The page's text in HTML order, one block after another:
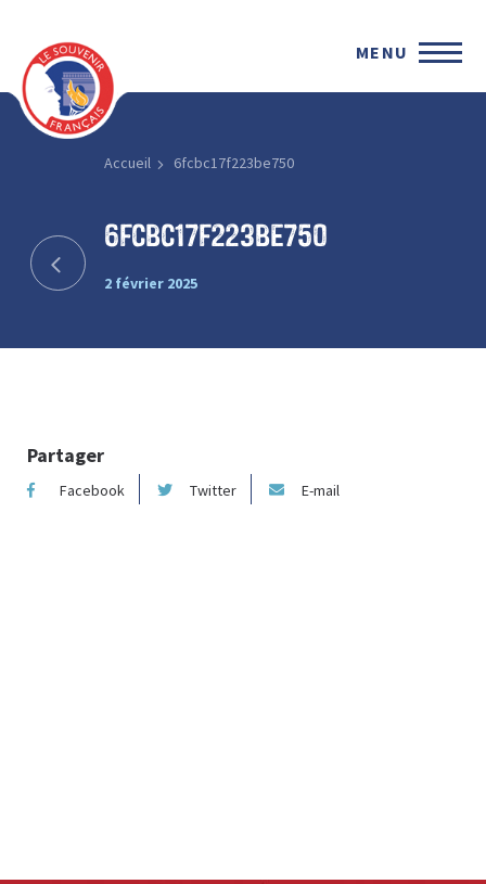
MENU
Accueil 6fcbc17f223be750
6fcbc17f223be750
2 février 2025
Partager
Facebook Twitter E-mail